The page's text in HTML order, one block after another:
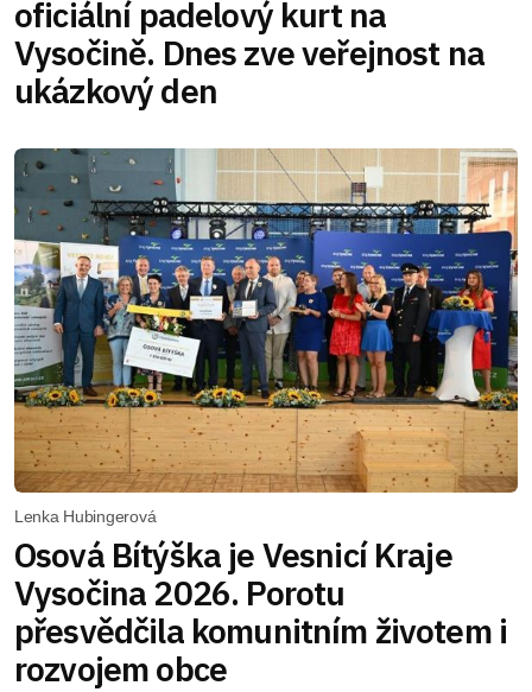
oficiální padelový kurt na
Vysočině. Dnes zve veřejnost na
ukázkový den
Lenka Hubingerová
Osová Bítýška je Vesnicí Kraje
Vysočina 2026. Porotu
přesvědčila komunitním životem i
rozvojem obce